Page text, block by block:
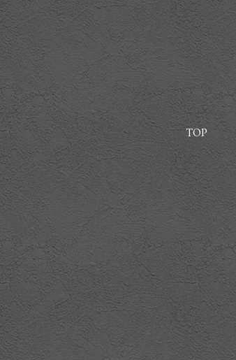
TOP